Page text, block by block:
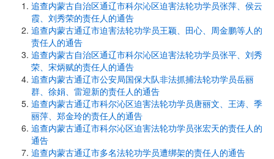
追查内蒙古自治区通辽市科尔沁区迫害法轮功学员张萍、侯云
霞、刘秀荣的责任人的通告
追查内蒙古通辽市迫害法轮功学员王颖、田心、周金鹏等人的
责任人的通告
追查内蒙古自治区通辽市科尔沁区迫害法轮功学员张平、刘秀
荣、宋炳赋的责任人的通告
追查内蒙古通辽市公安局国保大队非法抓捕法轮功学员岳丽
群、徐娟、雷迎新的责任人的通告
追查内蒙古通辽市科尔沁区迫害法轮功学员唐丽文、王涛、季
丽萍、郑金玲的责任人的通告
追查内蒙古通辽市科尔沁区迫害法轮功学员张宏天的责任人的
通告
追查内蒙古通辽市多名法轮功学员遭绑架的责任人的通告